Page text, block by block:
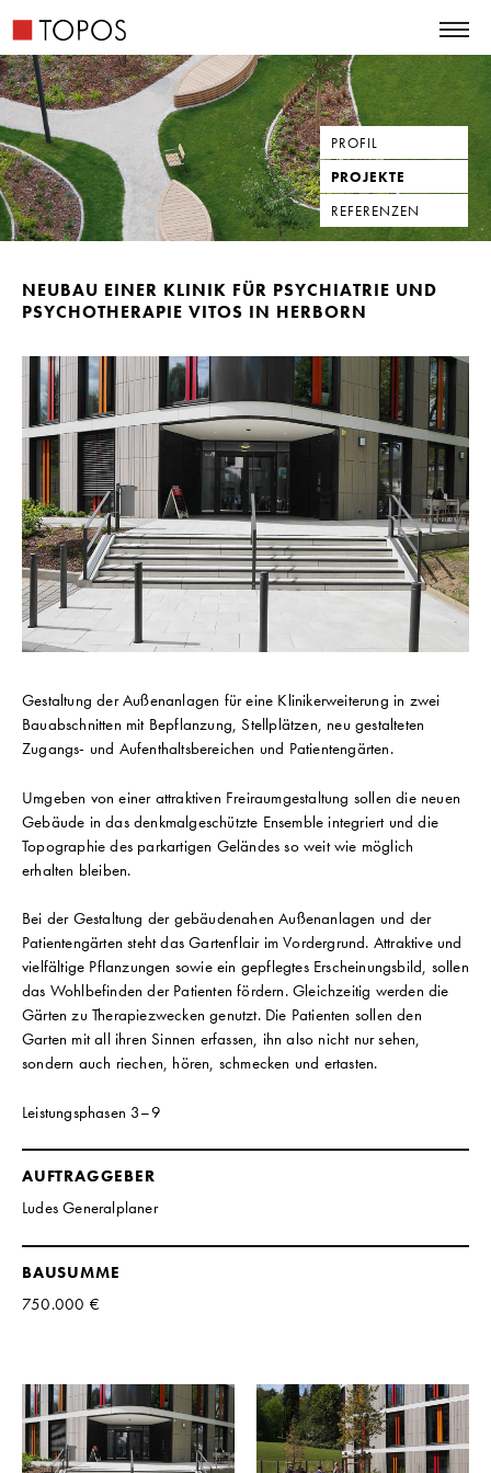
PROFIL
PROJEKTE
REFERENZEN
NEUBAU EINER KLINIK FÜR PSYCHIATRIE UND
PSYCHOTHERAPIE VITOS IN HERBORN
Gestaltung der Außenanlagen für eine Klinikerweiterung in zwei
Bauabschnitten mit Bepflanzung, Stellplätzen, neu gestalteten
Zugangs- und Aufenthaltsbereichen und Patientengärten.
Umgeben von einer attraktiven Freiraumgestaltung sollen die neuen
Gebäude in das denkmalgeschützte Ensemble integriert und die
Topographie des parkartigen Geländes so weit wie möglich
erhalten bleiben.
Bei der Gestaltung der gebäudenahen Außenanlagen und der
Patientengärten steht das Gartenflair im Vordergrund. Attraktive und
vielfältige Pflanzungen sowie ein gepflegtes Erscheinungsbild, sollen
das Wohlbefinden der Patienten fördern. Gleichzeitig werden die
Gärten zu Therapiezwecken genutzt. Die Patienten sollen den
Garten mit all ihren Sinnen erfassen, ihn also nicht nur sehen,
sondern auch riechen, hören, schmecken und ertasten.
Leistungsphasen 3–9
AUFTRAGGEBER
Ludes Generalplaner
BAUSUMME
750.000 €